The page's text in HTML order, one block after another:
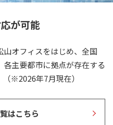
が可能
オフィスをはじめ、全国
主要都市に拠点が存在する
※2026年7月現在）
はこちら